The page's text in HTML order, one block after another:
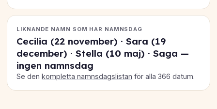
LIKNANDE NAMN SOM HAR NAMNSDAG
Cecilia (22 november) · Sara (19
december) · Stella (10 maj) · Saga —
ingen namnsdag
Se denkompletta namnsdagslistan för alla 366 datum.